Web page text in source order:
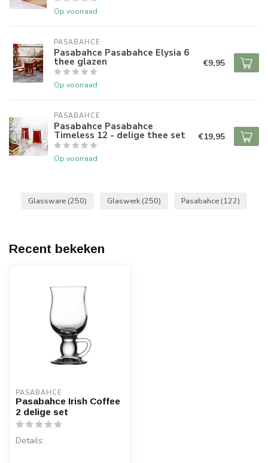
Op voorraad
PASABAHCE
Pasabahce Pasabahce Elysia 6
thee glazen
Op voorraad
€9,95
PASABAHCE
Pasabahce Pasabahce
Timeless 12 - delige thee set
Op voorraad
€19,95
Glassware (250) Glaswerk (250) Pasabahce (122)
Recent bekeken
PASABAHCE
Pasabahce Irish Coffee
2 delige set
Details: